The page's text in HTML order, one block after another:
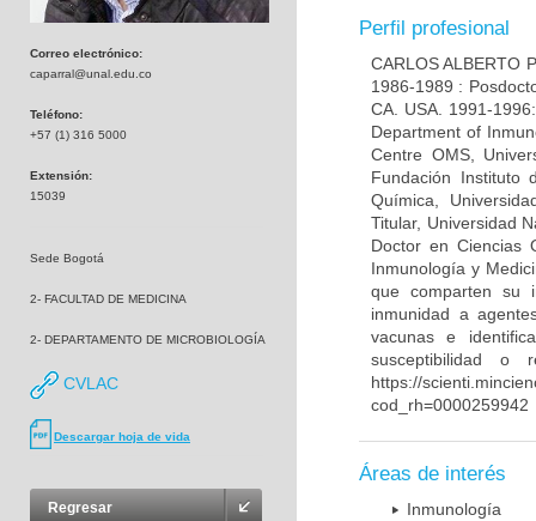
Correo electrónico:
caparral@unal.edu.co
Teléfono:
+57 (1) 316 5000
Extensión:
15039
Sede Bogotá
2- FACULTAD DE MEDICINA
2- DEPARTAMENTO DE MICROBIOLOGÍA
CVLAC
Descargar hoja de vida
Regresar
Perfil profesional
CARLOS ALBERTO
1986-1989 :
CA. USA. 1991-
Department of
Centre OMS,
Fundación Instituto
Química,
Titular, Universidad
Doctor en Ciencias
Inmunología y
que comparten su
inmunidad a
vacunas e
susceptibilidad o
https://
cod_rh=0000259942
Áreas de interés
Inmunología